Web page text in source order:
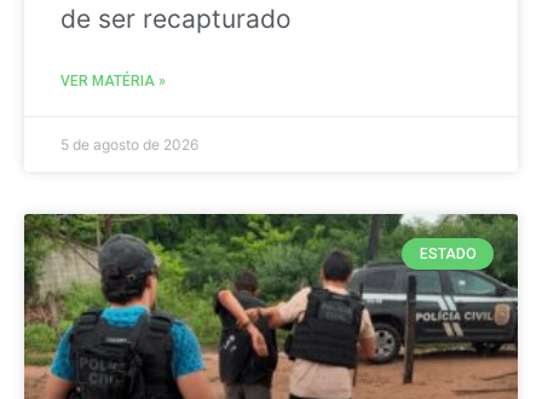
de ser recapturado
VER MATÉRIA »
5 de agosto de 2026
ESTADO